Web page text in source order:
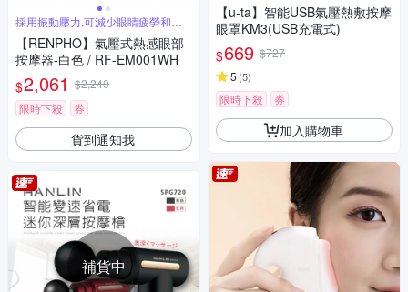
採用振動壓力,可減少眼睛疲勞和改
善睡眠
【RENPHO】氣壓式熱感眼部
按摩器-白色 / RF-EM001WH
$2,061 $2,240
限時下殺
券
貨到通知我
補貨中
【u-ta】智能USB氣壓熱敷按摩
眼罩KM3(USB充電式)
$669 $727
5 (5)
限時下殺 券
加入購物車